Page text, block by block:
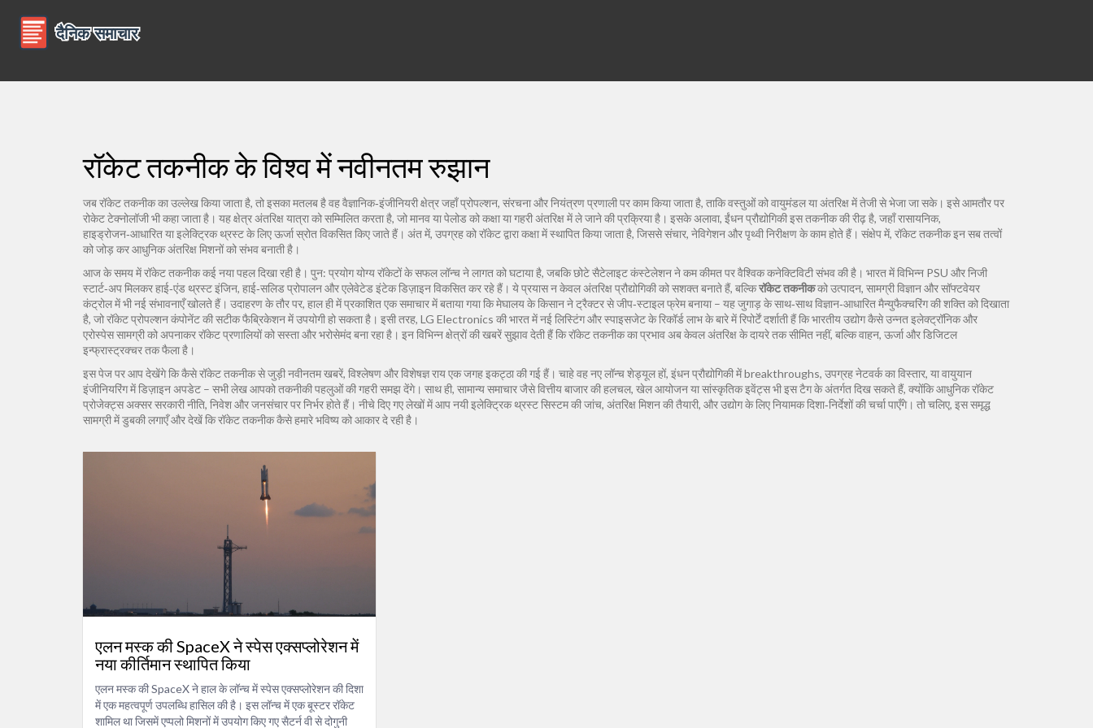
रॉकेट तकनीक के विश्व में नवीनतम रुझान
जबरॉकेट तकनीकका उल्लेख किया जाता है, तो इसका मतलब है वह वैज्ञानिक‑इंजीनियरी क्षेत्र जहाँ प्रोपल्शन, संरचना और नियंत्रण प्रणाली पर काम किया जाता है, ताकि वस्तुओं को वायुमंडल या अंतरिक्ष में तेजी से भेजा जा सके। इसे आमतौर पर
रोकेट टेक्नोलॉजीभी कहा जाता है। यह क्षेत्रअंतरिक्ष यात्राको सम्मिलित करता है, जो मानव या पेलोड को कक्षा या गहरी अंतरिक्ष में ले जाने की प्रक्रिया है। इसके अलावा, ईंधन प्रौद्योगिकीइस तकनीक की रीढ़ है, जहाँ रासायनिक,
हाइड्रोजन‑आधारित या इलेक्ट्रिक थ्रस्ट के लिए ऊर्जा स्रोत विकसित किए जाते हैं। अंत में, उपग्रहको रॉकेट द्वारा कक्षा में स्थापित किया जाता है, जिससे संचार, नेविगेशन और पृथ्वी निरीक्षण के काम होते हैं। संक्षेप में, रॉकेट तकनीक इन सब तत्वों
को जोड़ कर आधुनिक अंतरिक्ष मिशनों को संभव बनाती है।
आज के समय में रॉकेट तकनीक कई नया पहल दिखा रही है। पुन: प्रयोग योग्य रॉकेटों के सफल लॉन्च ने लागत को घटाया है, जबकि छोटे सैटेलाइट कंस्टेलेशन ने कम कीमत पर वैश्विक कनेक्टिविटी संभव की है। भारत में विभिन्न PSU और निजी
स्टार्ट‑अप मिलकर हाई‑एंड थ्रस्ट इंजिन, हाई‑सलिड प्रोपालन और एलेवेटेड इंटेक डिज़ाइन विकसित कर रहे हैं। ये प्रयास न केवल अंतरिक्ष प्रौद्योगिकी को सशक्त बनाते हैं, बल्किरॉकेट तकनीकको उत्पादन, सामग्री विज्ञान और सॉफ्टवेयर
कंट्रोल में भी नई संभावनाएँ खोलते हैं। उदाहरण के तौर पर, हाल ही में प्रकाशित एक समाचार में बताया गया कि मेघालय के किसान ने ट्रैक्टर से जीप‑स्टाइल फ्रेम बनाया – यह जुगाड़ के साथ‑साथ विज्ञान‑आधारित मैन्युफैक्चरिंग की शक्ति को दिखाता
है, जो रॉकेट प्रोपल्शन कंपोनेंट की सटीक फैब्रिकेशन में उपयोगी हो सकता है। इसी तरह, LG Electronics की भारत में नई लिस्टिंग और स्पाइसजेट के रिकॉर्ड लाभ के बारे में रिपोर्टें दर्शाती हैं कि भारतीय उद्योग कैसे उन्नत इलेक्ट्रॉनिक और
एरोस्पेस सामग्री को अपनाकर रॉकेट प्रणालियों को सस्ता और भरोसेमंद बना रहा है। इन विभिन्न क्षेत्रों की खबरें सुझाव देती हैं कि रॉकेट तकनीक का प्रभाव अब केवल अंतरिक्ष के दायरे तक सीमित नहीं, बल्कि वाहन, ऊर्जा और डिजिटल
इन्फ्रास्ट्रक्चर तक फैला है।
इस पेज पर आप देखेंगे कि कैसे रॉकेट तकनीक से जुड़ी नवीनतम खबरें, विश्लेषण और विशेषज्ञ राय एक जगह इकट्ठा की गई हैं। चाहे वह नए लॉन्च शेड्यूल हों, इंधन प्रौद्योगिकी में breakthroughs, उपग्रह नेटवर्क का विस्तार, या वायुयान
इंजीनियरिंग में डिज़ाइन अपडेट – सभी लेख आपको तकनीकी पहलुओं की गहरी समझ देंगे। साथ ही, सामान्य समाचार जैसे वित्तीय बाजार की हलचल, खेल आयोजन या सांस्कृतिक इवेंट्स भी इस टैग के अंतर्गत दिख सकते हैं, क्योंकि आधुनिक रॉकेट
प्रोजेक्ट्स अक्सर सरकारी नीति, निवेश और जनसंचार पर निर्भर होते हैं। नीचे दिए गए लेखों में आप नयी इलेक्ट्रिक थ्रस्ट सिस्टम की जांच, अंतरिक्ष मिशन की तैयारी, और उद्योग के लिए नियामक दिशा‑निर्देशों की चर्चा पाएँगे। तो चलिए, इस समृद्ध
सामग्री में डुबकी लगाएँ और देखें कि रॉकेट तकनीक कैसे हमारे भविष्य को आकार दे रही है।
एलन मस्क की SpaceX ने स्पेस एक्सप्लोरेशन में
नया कीर्तिमान स्थापित किया
एलन मस्क की SpaceX ने हाल के लॉन्च में स्पेस एक्सप्लोरेशन की दिशा
में एक महत्वपूर्ण उपलब्धि हासिल की है। इस लॉन्च में एक बूस्टर रॉकेट
शामिल था जिसमें एप्पलो मिशनों में उपयोग किए गए सैटर्न वी से दोगुनी